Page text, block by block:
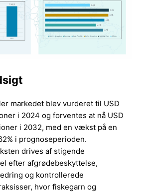
markedet blev vurderet til USD
i 2024 og forventes at nå USD
i 2032, med en vækst på en
i prognoseperioden.
drives af stigende
efter afgrødebeskyttelse,
og kontrollerede
hvor fiskegarn og